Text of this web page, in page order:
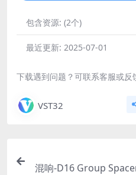
包含资源: (2个)
最近更新: 2025-07-01
下载遇到问题？可联系客服或反
VST32
混响-D16 Group